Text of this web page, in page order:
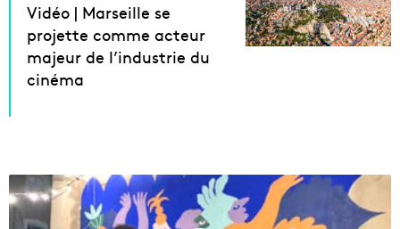
Vidéo | Marseille se
projette comme acteur
majeur de l’industrie du
cinéma
C
o